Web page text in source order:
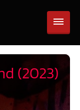
(2023)